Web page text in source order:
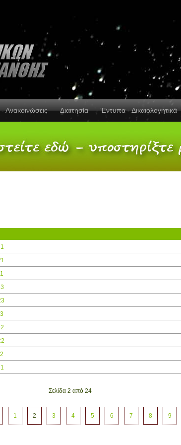
Ανακοινώσεις Διαιτησία Έντυπα - Δικαιολογητικά
Σελίδα 2 από 24
1 2 3 4 5 6 7 8 9